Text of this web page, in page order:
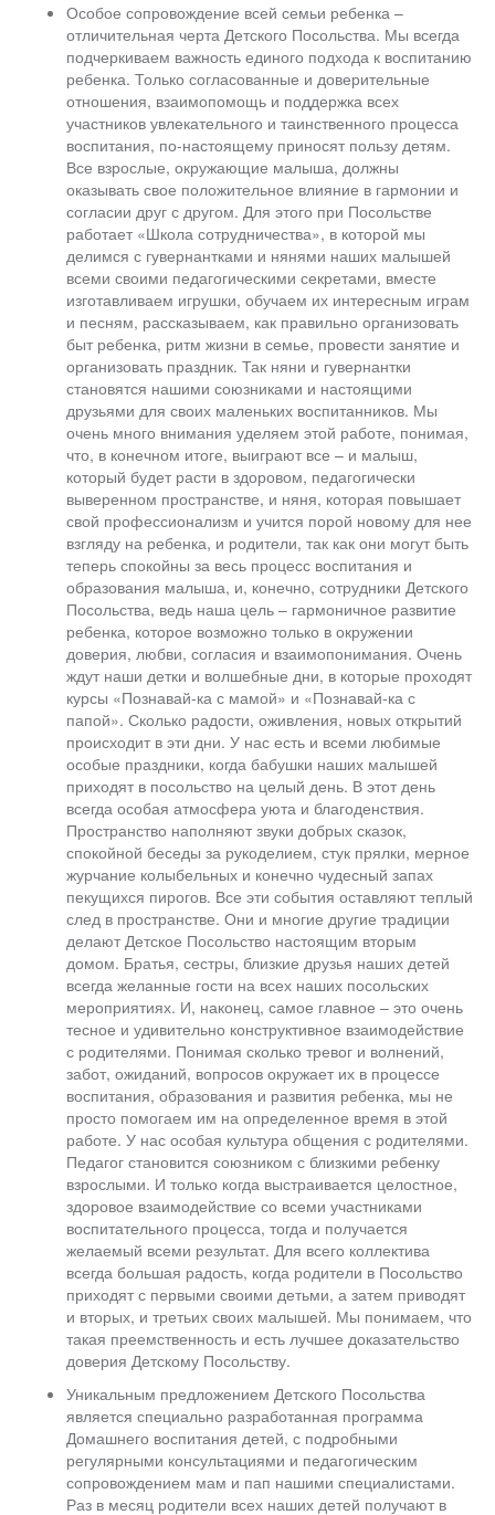
Особое сопровождение всей семьи ребенка –
отличительная черта Детского Посольства. Мы всегда
подчеркиваем важность единого подхода к воспитанию
ребенка. Только согласованные и доверительные
отношения, взаимопомощь и поддержка всех
участников увлекательного и таинственного процесса
воспитания, по-настоящему приносят пользу детям.
Все взрослые, окружающие малыша, должны
оказывать свое положительное влияние в гармонии и
согласии друг с другом. Для этого при Посольстве
работает «Школа сотрудничества», в которой мы
делимся с гувернантками и нянями наших малышей
всеми своими педагогическими секретами, вместе
изготавливаем игрушки, обучаем их интересным играм
и песням, рассказываем, как правильно организовать
быт ребенка, ритм жизни в семье, провести занятие и
организовать праздник. Так няни и гувернантки
становятся нашими союзниками и настоящими
друзьями для своих маленьких воспитанников. Мы
очень много внимания уделяем этой работе, понимая,
что, в конечном итоге, выиграют все – и малыш,
который будет расти в здоровом, педагогически
выверенном пространстве, и няня, которая повышает
свой профессионализм и учится порой новому для нее
взгляду на ребенка, и родители, так как они могут быть
теперь спокойны за весь процесс воспитания и
образования малыша, и, конечно, сотрудники Детского
Посольства, ведь наша цель – гармоничное развитие
ребенка, которое возможно только в окружении
доверия, любви, согласия и взаимопонимания. Очень
ждут наши детки и волшебные дни, в которые проходят
курсы «Познавай-ка с мамой» и «Познавай-ка с
папой». Сколько радости, оживления, новых открытий
происходит в эти дни. У нас есть и всеми любимые
особые праздники, когда бабушки наших малышей
приходят в посольство на целый день. В этот день
всегда особая атмосфера уюта и благоденствия.
Пространство наполняют звуки добрых сказок,
спокойной беседы за рукоделием, стук прялки, мерное
журчание колыбельных и конечно чудесный запах
пекущихся пирогов. Все эти события оставляют теплый
след в пространстве. Они и многие другие традиции
делают Детское Посольство настоящим вторым
домом. Братья, сестры, близкие друзья наших детей
всегда желанные гости на всех наших посольских
мероприятиях. И, наконец, самое главное – это очень
тесное и удивительно конструктивное взаимодействие
с родителями. Понимая сколько тревог и волнений,
забот, ожиданий, вопросов окружает их в процессе
воспитания, образования и развития ребенка, мы не
просто помогаем им на определенное время в этой
работе. У нас особая культура общения с родителями.
Педагог становится союзником с близкими ребенку
взрослыми. И только когда выстраивается целостное,
здоровое взаимодействие со всеми участниками
воспитательного процесса, тогда и получается
желаемый всеми результат. Для всего коллектива
всегда большая радость, когда родители в Посольство
приходят с первыми своими детьми, а затем приводят
и вторых, и третьих своих малышей. Мы понимаем, что
такая преемственность и есть лучшее доказательство
доверия Детскому Посольству.
Уникальным предложением Детского Посольства
является специально разработанная программа
Домашнего воспитания детей, с подробными
регулярными консультациями и педагогическим
сопровождением мам и пап нашими специалистами.
Раз в месяц родители всех наших детей получают в